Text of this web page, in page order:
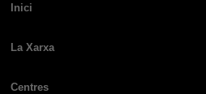
Inici
La Xarxa
Centres